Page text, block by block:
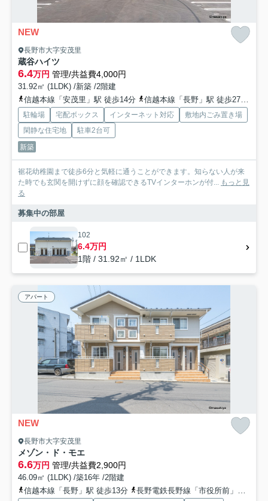
NEW
長野市大字安茂里
蔵谷ハイツ
6.4万円 管理/共益費4,000円
31.92㎡ (1LDK) /新築 /2階建
信越本線「安茂里」駅 徒歩14分
信越本線「長野」駅 徒歩27分
駐輪場 宅配ボックス インターネット対応
敷地内ごみ置き場
閑静な住宅地
駐車2台可
新築
裾花幼稚園まで徒歩6分と気軽に通うことができます。知らない人が来
た時でも玄関を開けずに顔を確認できるTVインターホンが付... もっと見
る
募集中の部屋
102
6.4万円
1階 / 31.92㎡ / 1LDK
アパート
NEW
長野市大字安茂里
メゾン・ド・モエ
6.6万円 管理/共益費2,900円
46.09㎡ (1LDK) /築16年 /2階建
信越本線「長野」駅 徒歩13分
長野電鉄長野線「市役所前」駅 徒歩23分